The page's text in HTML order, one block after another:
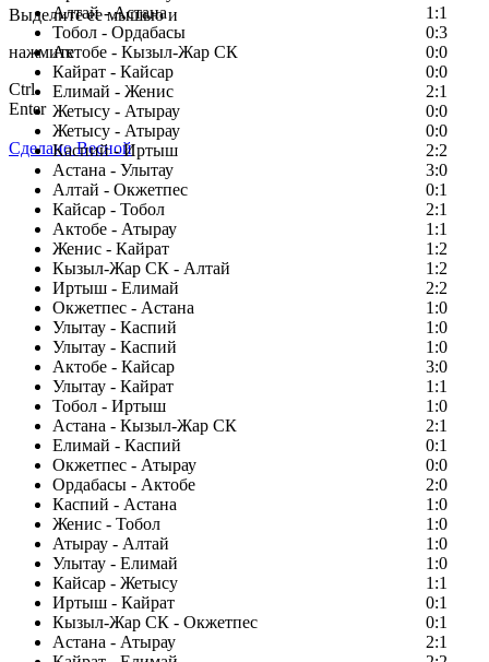
Алтай - Астана
1:1
Тобол - Ордабасы
0:3
Актобе - Кызыл-Жар СК
0:0
Кайрат - Кайсар
0:0
Елимай - Женис
2:1
Жетысу - Атырау
0:0
Жетысу - Атырау
0:0
Каспий - Иртыш
2:2
Астана - Улытау
3:0
Алтай - Окжетпес
0:1
Кайсар - Тобол
2:1
Актобе - Атырау
1:1
Женис - Кайрат
1:2
Кызыл-Жар СК - Алтай
1:2
Иртыш - Елимай
2:2
Окжетпес - Астана
1:0
Улытау - Каспий
1:0
Улытау - Каспий
1:0
Актобе - Кайсар
3:0
Улытау - Кайрат
1:1
Тобол - Иртыш
1:0
Астана - Кызыл-Жар СК
2:1
Елимай - Каспий
0:1
Окжетпес - Атырау
0:0
Ордабасы - Актобе
2:0
Каспий - Астана
1:0
Женис - Тобол
1:0
Атырау - Алтай
1:0
Улытау - Елимай
1:0
Кайсар - Жетысу
1:1
Иртыш - Кайрат
0:1
Кызыл-Жар СК - Окжетпес
0:1
Астана - Атырау
2:1
Выделите ее мышью и
нажмите
Ctrl
Enter
Сделано Весной